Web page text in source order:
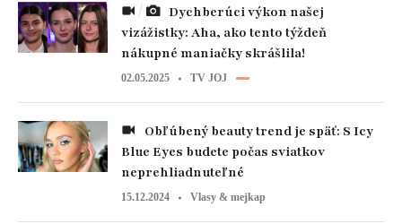
vizážistky: Aha, ako tento týždeň
nákupné maniačky skrášlila!
02.05.2025 TV JOJ
Blue Eyes budete počas sviatkov
neprehliadnuteľné
15.12.2024 Vlasy & mejkap